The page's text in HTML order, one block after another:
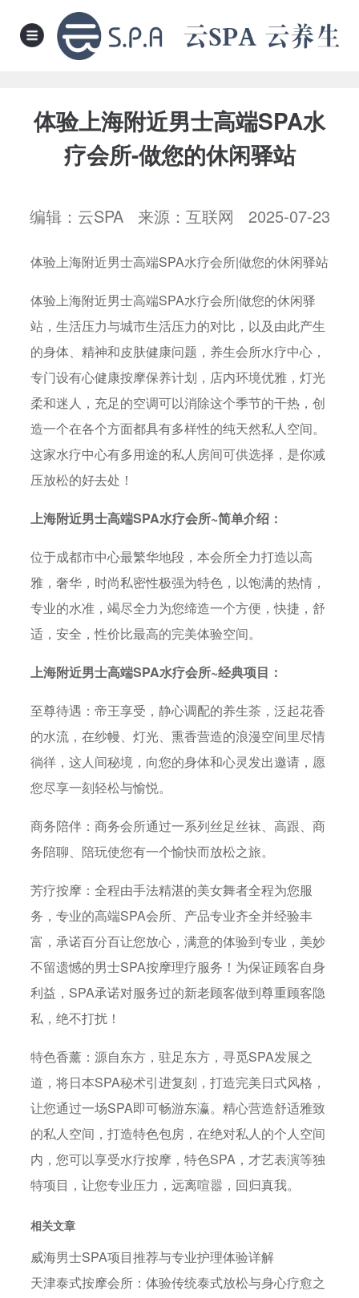
体验上海附近男士高端SPA水
疗会所-做您的休闲驿站
编辑：云SPA 来源：互联网 2025-07-23
体验上海附近男士高端SPA水疗会所|做您的休闲驿站
体验上海附近男士高端SPA水疗会所|做您的休闲驿
站，生活压力与城市生活压力的对比，以及由此产生
的身体、精神和皮肤健康问题，养生会所水疗中心，
专门设有心健康按摩保养计划，店内环境优雅，灯光
柔和迷人，充足的空调可以消除这个季节的干热，创
造一个在各个方面都具有多样性的纯天然私人空间。
这家水疗中心有多用途的私人房间可供选择，是你减
压放松的好去处！
上海附近男士高端SPA水疗会所~简单介绍：
位于成都市中心最繁华地段，本会所全力打造以高
雅，奢华，时尚私密性极强为特色，以饱满的热情，
专业的水准，竭尽全力为您缔造一个方便，快捷，舒
适，安全，性价比最高的完美体验空间。
上海附近男士高端SPA水疗会所~经典项目：
至尊待遇：帝王享受，静心调配的养生茶，泛起花香
的水流，在纱幔、灯光、熏香营造的浪漫空间里尽情
徜徉，这人间秘境，向您的身体和心灵发出邀请，愿
您尽享一刻轻松与愉悦。
商务陪伴：商务会所通过一系列丝足丝袜、高跟、商
务陪聊、陪玩使您有一个愉快而放松之旅。
芳疗按摩：全程由手法精湛的美女舞者全程为您服
务，专业的高端SPA会所、产品专业齐全并经验丰
富，承诺百分百让您放心，满意的体验到专业，美妙
不留遗憾的男士SPA按摩理疗服务！为保证顾客自身
利益，SPA承诺对服务过的新老顾客做到尊重顾客隐
私，绝不打扰！
特色香薰：源自东方，驻足东方，寻觅SPA发展之
道，将日本SPA秘术引进复刻，打造完美日式风格，
让您通过一场SPA即可畅游东瀛。精心营造舒适雅致
的私人空间，打造特色包房，在绝对私人的个人空间
内，您可以享受水疗按摩，特色SPA，才艺表演等独
特项目，让您专业压力，远离喧嚣，回归真我。
相关文章
威海男士SPA项目推荐与专业护理体验详解
天津泰式按摩会所：体验传统泰式放松与身心疗愈之